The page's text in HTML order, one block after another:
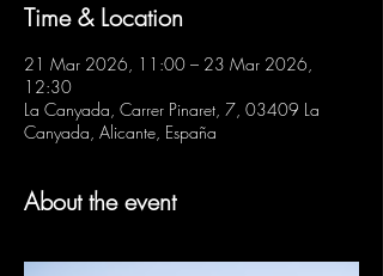
Time & Location
21 Mar 2026, 11:00 – 23 Mar 2026,
12:30
La Canyada, Carrer Pinaret, 7, 03409 La
Canyada, Alicante, España
About the event